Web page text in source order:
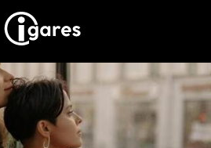
Recherche
Location de voiture